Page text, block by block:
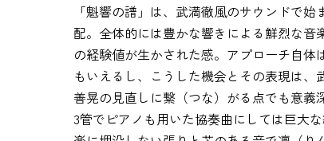
「魁響の譜」は、武満徹風のサウンドで
配。全体的には豊かな響きによる鮮烈な
の経験値が生かされた感。アプローチ自
もいえるし、こうした機会とその表現は
善晃の見直しに繋（つな）がる点でも意義
3管でピアノも用いた協奏曲にしては巨大